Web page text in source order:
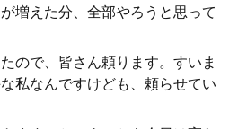
増えた分、全部やろうと思って
ので、皆さん頼ります。すいま
私なんですけども、頼らせてい